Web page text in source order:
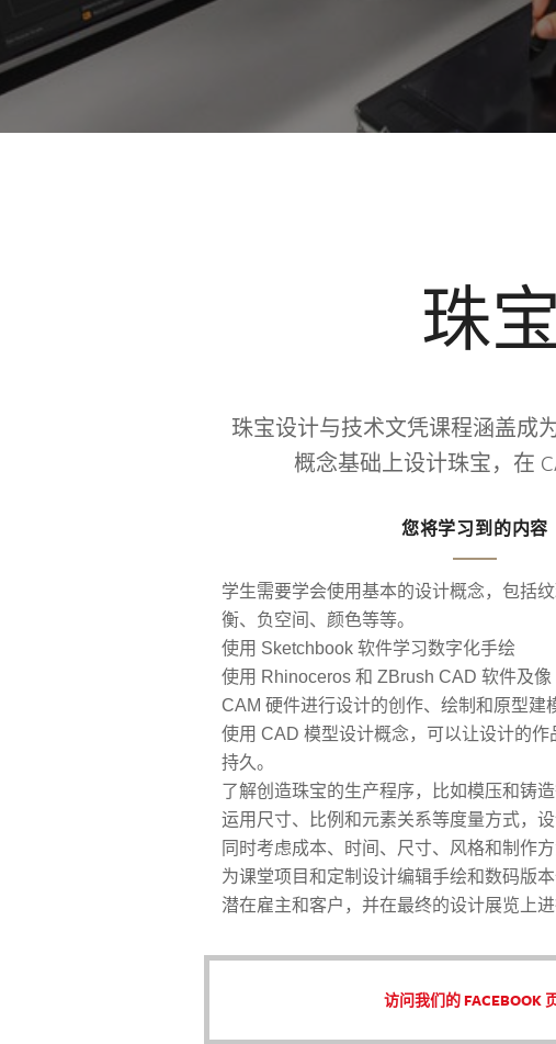
珠
珠宝设计与技术文凭课程涵盖成
概念基础上设计珠宝，在
您将学习到的内容
学生需要学会使用基本的设计概念，包括
衡、负空间、颜色等等。
使用 Sketchbook 软件学习数字化手绘
使用 Rhinoceros 和 ZBrush CAD 软件及
CAM 硬件进行设计的创作、绘制和原型建
使用 CAD 模型设计概念，可以让设计的作
持久。
了解创造珠宝的生产程序，比如模压和铸
运用尺寸、比例和元素关系等度量方式，设
同时考虑成本、时间、尺寸、风格和制作
为课堂项目和定制设计编辑手绘和数码版
潜在雇主和客户，并在最终的设计展览上
访问我们的 FACEBOOK